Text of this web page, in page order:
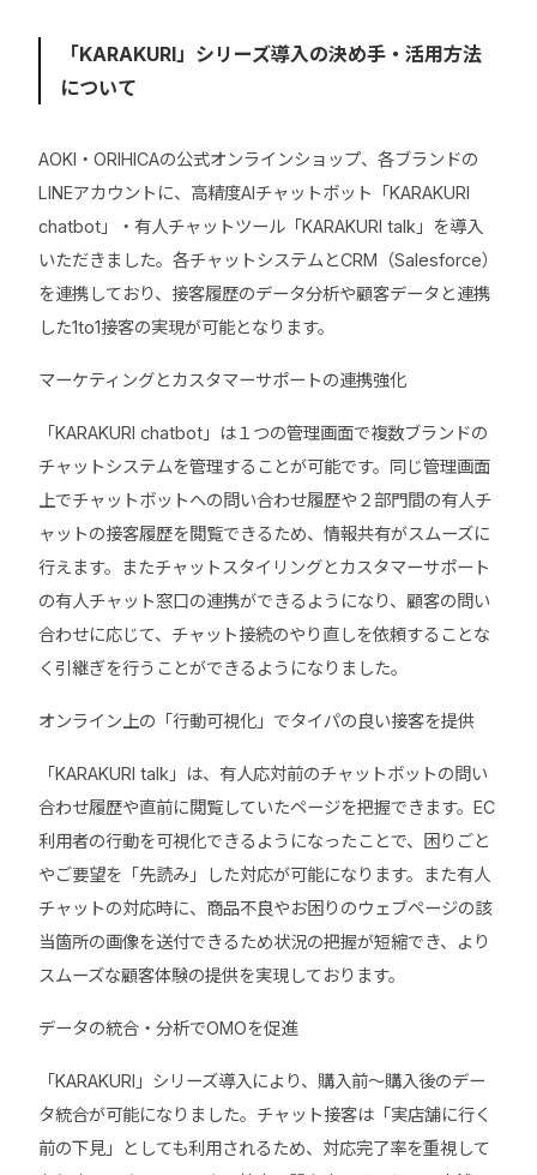
「KARAKURI」シリーズ導入の決め手・活用方法
について
AOKI・ORIHICAの公式オンラインショップ、各ブランドの
LINEアカウントに、高精度AIチャットボット「KARAKURI
chatbot」・有人チャットツール「KARAKURI talk」を導入
いただきました。各チャットシステムとCRM（Salesforce）
を連携しており、接客履歴のデータ分析や顧客データと連携
した1to1接客の実現が可能となります。
マーケティングとカスタマーサポートの連携強化
「KARAKURI chatbot」は１つの管理画面で複数ブランドの
チャットシステムを管理することが可能です。同じ管理画面
上でチャットボットへの問い合わせ履歴や２部門間の有人チ
ャットの接客履歴を閲覧できるため、情報共有がスムーズに
行えます。またチャットスタイリングとカスタマーサポート
の有人チャット窓口の連携ができるようになり、顧客の問い
合わせに応じて、チャット接続のやり直しを依頼することな
く引継ぎを行うことができるようになりました。
オンライン上の「行動可視化」でタイパの良い接客を提供
「KARAKURI talk」は、有人応対前のチャットボットの問い
合わせ履歴や直前に閲覧していたページを把握できます。EC
利用者の行動を可視化できるようになったことで、困りごと
やご要望を「先読み」した対応が可能になります。また有人
チャットの対応時に、商品不良やお困りのウェブページの該
当箇所の画像を送付できるため状況の把握が短縮でき、より
スムーズな顧客体験の提供を実現しております。
データの統合・分析でOMOを促進
「KARAKURI」シリーズ導入により、購入前～購入後のデー
タ統合が可能になりました。チャット接客は「実店舗に行く
前の下見」としても利用されるため、対応完了率を重視して